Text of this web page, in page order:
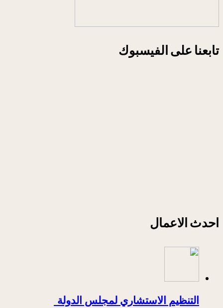
تابعنا على الفيسبوك
احدث الاعمال
التنظيم الاستشاري لمجلس الدولة